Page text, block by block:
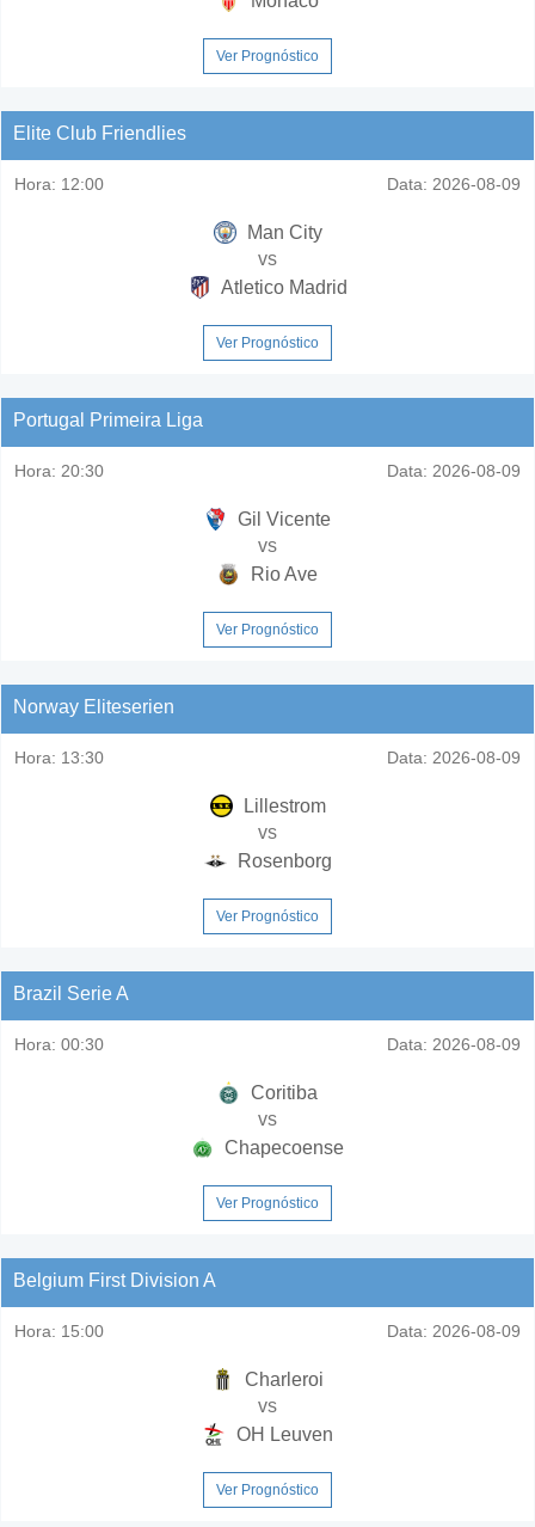
Ver Prognóstico
Elite Club Friendlies
Hora: 12:00 Data: 2026-08-09
Man City
vs
Atletico Madrid
Ver Prognóstico
Portugal Primeira Liga
Hora: 20:30 Data: 2026-08-09
Gil Vicente
vs
Rio Ave
Ver Prognóstico
Norway Eliteserien
Hora: 13:30 Data: 2026-08-09
Lillestrom
vs
Rosenborg
Ver Prognóstico
Brazil Serie A
Hora: 00:30 Data: 2026-08-09
Coritiba
vs
Chapecoense
Ver Prognóstico
Belgium First Division A
Hora: 15:00 Data: 2026-08-09
Charleroi
vs
OH Leuven
Ver Prognóstico